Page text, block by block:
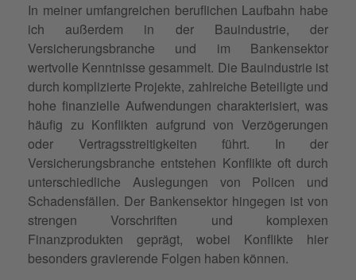
In meiner umfangreichen beruflichen Laufbahn habe
ich außerdem in der Bauindustrie, der
Versicherungsbranche und im Bankensektor
wertvolle Kenntnisse gesammelt. Die Bauindustrie ist
durch komplizierte Projekte, zahlreiche Beteiligte und
hohe finanzielle Aufwendungen charakterisiert, was
häufig zu Konflikten aufgrund von Verzögerungen
oder Vertragsstreitigkeiten führt. In der
Versicherungsbranche entstehen Konflikte oft durch
unterschiedliche Auslegungen von Policen und
Schadensfällen. Der Bankensektor hingegen ist von
strengen Vorschriften und komplexen
Finanzprodukten geprägt, wobei Konflikte hier
besonders gravierende Folgen haben können.